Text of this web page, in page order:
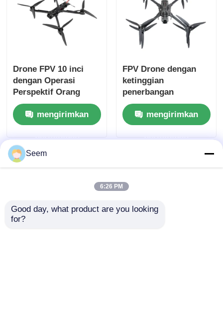
Drone FPV 10 inci
dengan Operasi
Perspektif Orang
Pertama Muatan 50kg
dan Jarak Terbang
Maksimum 20km
mengirimkan
permintaan
FPV Drone dengan
ketinggian
penerbangan
maksimum 5000m 156
KM/H Kecepatan dan
jangkauan 20km
untuk aplikasi
mengirimkan
permintaan
Seem
6:26 PM
Good day, what product are you looking
for?